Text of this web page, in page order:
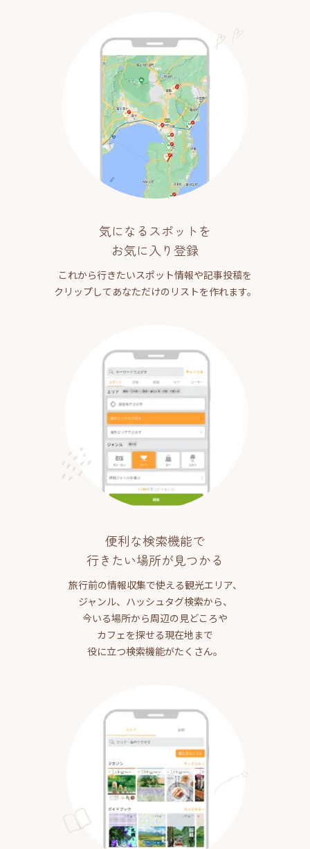
気になるスポットを
お気に入り登録
これから行きたいスポット情報や記事投稿を
クリップしてあなただけのリストを作れます。
便利な検索機能で
行きたい場所が見つかる
旅行前の情報収集で使える観光エリア、
ジャンル、ハッシュタグ検索から、
今いる場所から周辺の見どころや
カフェを探せる現在地まで
役に立つ検索機能がたくさん。